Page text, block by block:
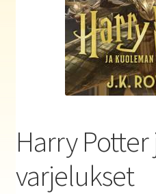
Haluatko kirjailijaksi?
Harry
varjelukset